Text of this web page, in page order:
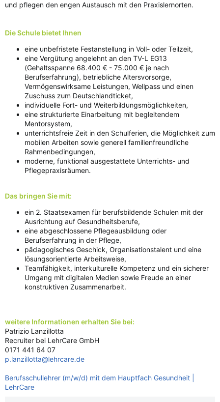
und pflegen den engen Austausch mit den Praxislernorten.
Die Schule bietet Ihnen
eine unbefristete Festanstellung in Voll- oder Teilzeit,
eine Vergütung angelehnt an den TV-L EG13
(Gehaltsspanne 68.400 € - 75.000 € je nach
Berufserfahrung), betriebliche Altersvorsorge,
Vermögenswirksame Leistungen, Wellpass und einen
Zuschuss zum Deutschlandticket,
individuelle Fort- und Weiterbildungsmöglichkeiten,
eine strukturierte Einarbeitung mit begleitendem
Mentorsystem,
unterrichtsfreie Zeit in den Schulferien, die Möglichkeit zum
mobilen Arbeiten sowie generell familienfreundliche
Rahmenbedingungen,
moderne, funktional ausgestattete Unterrichts- und
Pflegepraxisräumen.
Das bringen Sie mit:
ein 2. Staatsexamen für berufsbildende Schulen mit der
Ausrichtung auf Gesundheitsberufe,
eine abgeschlossene Pflegeausbildung oder
Berufserfahrung in der Pflege,
pädagogisches Geschick, Organisationstalent und eine
lösungsorientierte Arbeitsweise,
Teamfähigkeit, interkulturelle Kompetenz und ein sicherer
Umgang mit digitalen Medien sowie Freude an einer
konstruktiven Zusammenarbeit.
weitere Informationen erhalten Sie bei:
Patrizio Lanzillotta
Recruiter bei LehrCare GmbH
0171 441 64 07
p.lanzillotta@lehrcare.de
Berufsschullehrer (m/w/d) mit dem Hauptfach Gesundheit |
LehrCare